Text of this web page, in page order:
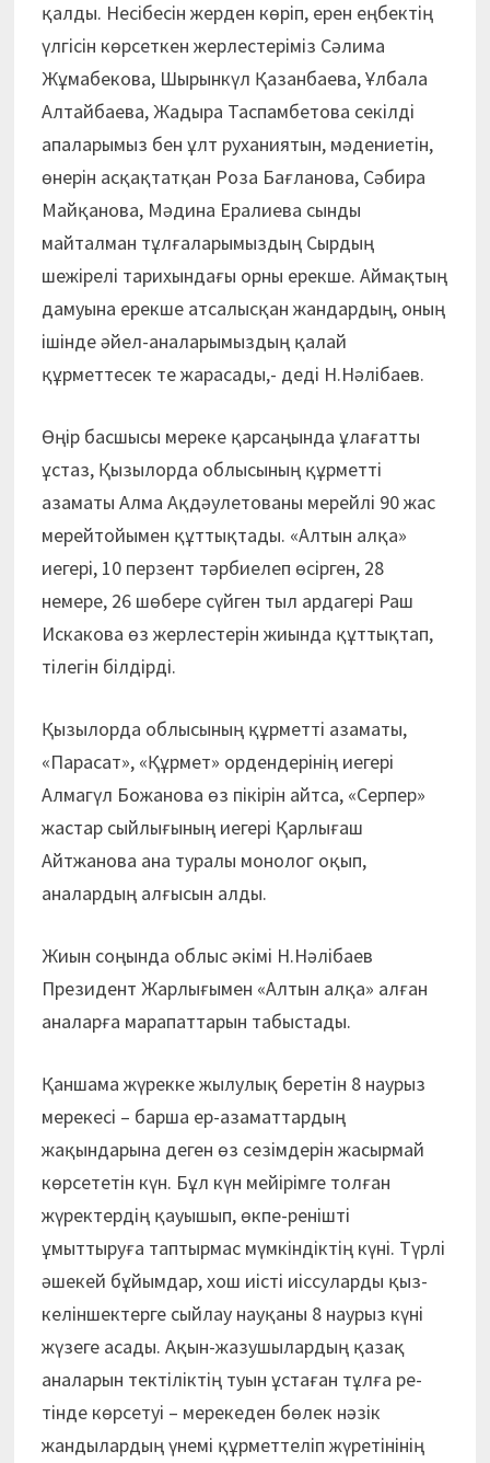
қалды. Несібесін жерден көріп, ерен еңбектің
үлгісін көрсеткен жерлестеріміз Сәлима
Жұмабекова, Шырынкүл Қазанбаева, Ұлбала
Алтайбаева, Жадыра Таспамбетова секілді
апаларымыз бен ұлт руханиятын, мәдениетін,
өнерін асқақтатқан Роза Бағланова, Сәбира
Майқанова, Мәдина Ералиева сынды
майталман тұлғаларымыздың Сырдың
шежірелі тарихындағы орны ерекше. Аймақтың
дамуына ерекше атсалысқан жандардың, оның
ішінде әйел-аналарымыздың қалай
құрметтесек те жарасады,- деді Н.Нәлібаев.
Өңір басшысы мереке қар­саңында ұлағатты
ұстаз, Қызылорда облысының құрметті
азаматы Алма Ақдәулетованы мерейлі 90 жас
мерейтойымен құттықтады. «Алтын алқа»
иегері, 10 перзент тәрбиелеп өсірген, 28
немере, 26 шөбере сүйген тыл ардагері Раш
Искакова өз жерлестерін жиында құттықтап,
тілегін білдірді.
Қызылорда облысының құрметті азаматы,
«Парасат», «Құрмет» ордендерінің иегері
Алмагүл Божанова өз пікірін айтса, «Серпер»
жастар сыйлығының иегері Қарлығаш
Айтжанова ана туралы монолог оқып,
аналардың алғысын алды.
Жиын соңында облыс әкімі Н.Нәлібаев
Президент Жар­лығымен «Алтын алқа» алған
аналарға марапаттарын табыстады.
Қаншама жүрекке жылулық беретін 8 наурыз
мерекесі – барша ер-азаматтардың
жақындарына деген өз сезімдерін жасырмай
көрсететін күн. Бұл күн мейірімге толған
жүректердің қауышып, өкпе-ренішті
ұмыттыруға таптырмас мүмкіндіктің күні. Түрлі
әшекей бұйымдар, хош иісті иіссуларды қыз-
келіншектерге сыйлау науқаны 8 наурыз күні
жүзеге асады. Ақын-жазу­шы­лардың қазақ
аналарын тек­тілік­тің туын ұстаған тұлға ре­
тінде көрсетуі – мерекеден бөлек нәзік
жандылардың үне­мі құрметтеліп жүретінінің